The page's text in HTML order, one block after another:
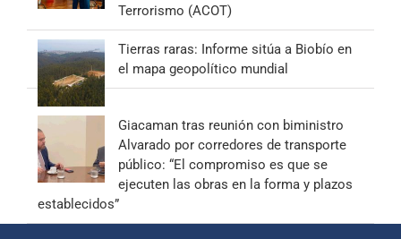
Terrorismo (ACOT)
Tierras raras: Informe sitúa a Biobío en
el mapa geopolítico mundial
Giacaman tras reunión con biministro
Alvarado por corredores de transporte
público: “El compromiso es que se
ejecuten las obras en la forma y plazos
establecidos”